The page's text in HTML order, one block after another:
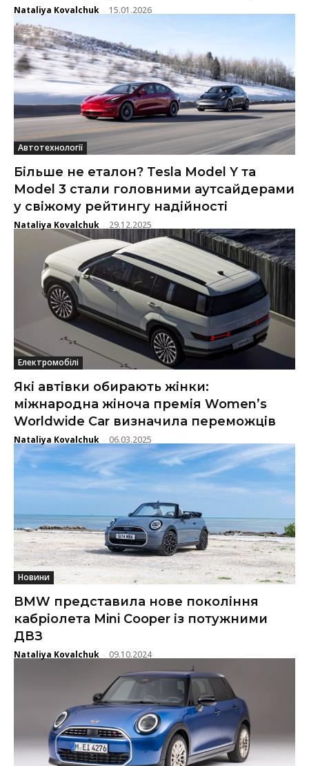
Nataliya Kovalchuk - 15.01.2026
Автотехнології
Більше не еталон? Tesla Model Y та
Model 3 стали головними аутсайдерами
у свіжому рейтингу надійності
Nataliya Kovalchuk - 29.12.2025
Електромобілі
Які автівки обирають жінки:
міжнародна жіноча премія Women’s
Worldwide Car визначила переможців
Nataliya Kovalchuk - 06.03.2025
Новини
BMW представила нове покоління
кабріолета Mini Cooper із потужними
ДВЗ
Nataliya Kovalchuk - 09.10.2024